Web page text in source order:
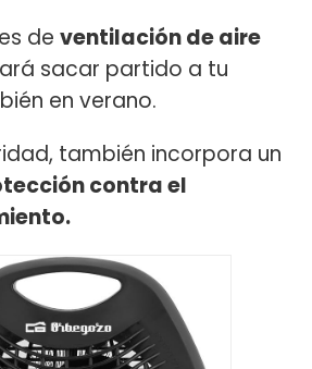
de ventilación de aire
sacar partido a tu
en verano.
también incorpora un
contra el